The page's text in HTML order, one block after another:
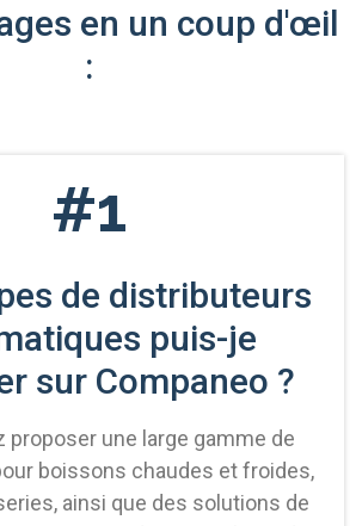
en un coup d'œil
:
#1
de distributeurs
puis-je
sur Companeo ?
proposer une large gamme de
boissons chaudes et froides,
ainsi que des solutions de